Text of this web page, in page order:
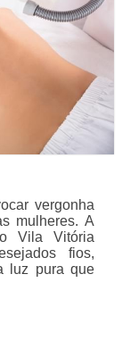
vergonha
mulheres. A
Vila Vitória
fios,
luz pura que